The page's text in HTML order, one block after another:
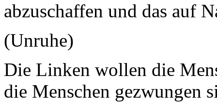
abzuschaffen und das auf
(Unruhe)
Die Linken wollen die
die Menschen gezwungen